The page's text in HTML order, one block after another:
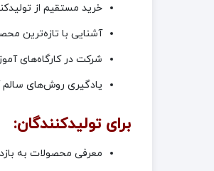
خرید مستقیم از
آشنایی با تازه‌ترین
شرکت در کارگاه‌های
یادگیری روش‌های
برای تولیدکنندگان:
معرفی محصولات به